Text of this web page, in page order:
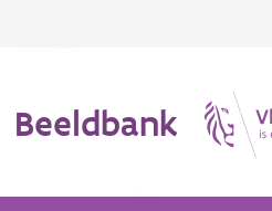
Beeldbank